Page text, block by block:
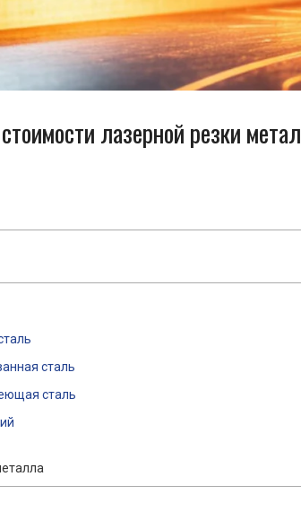
лазерной резки
сталь
сталь